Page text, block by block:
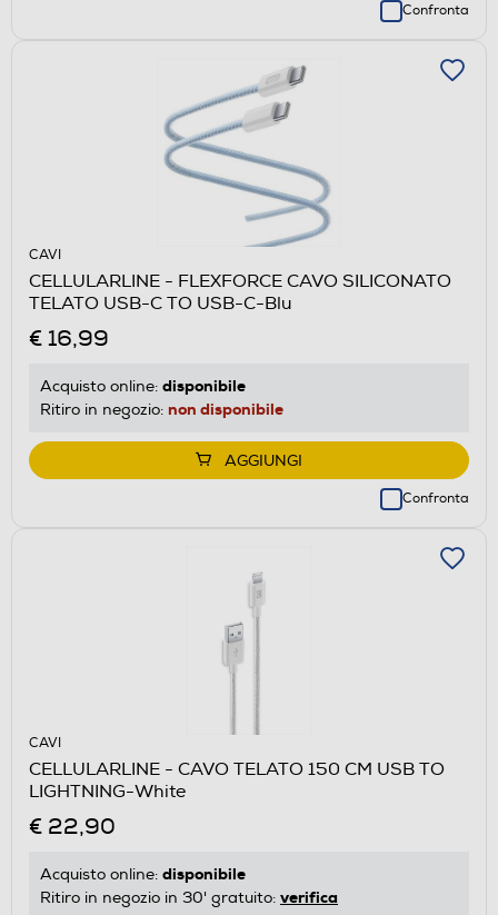
Confronta
CAVI
CELLULARLINE - FLEXFORCE CAVO SILICONATO
TELATO USB-C TO USB-C-Blu
€ 16,99
Acquisto online: disponibile
Ritiro in negozio: non disponibile
AGGIUNGI
Confronta
CAVI
CELLULARLINE - CAVO TELATO 150 CM USB TO
LIGHTNING-White
€ 22,90
Acquisto online: disponibile
Ritiro in negozio in 30' gratuito: verifica